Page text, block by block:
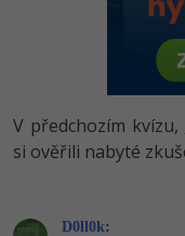
HTML5,
SQL a
Testování
JavaScript
Python
Vývojář
C# Game
Python -
JavaScript
PHP
-80%
Swift
V předchozím kvízu,
si ověřili nabyté
D0ll0k: